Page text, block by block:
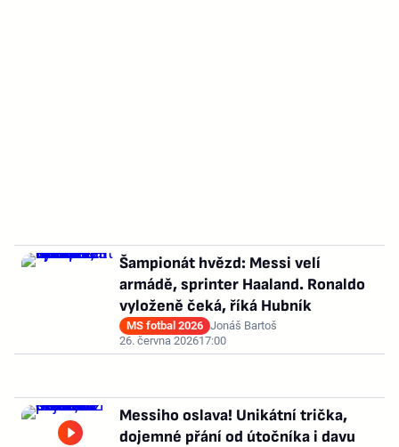
Šampionát hvězd: Messi velí
armádě, sprinter Haaland. Ronaldo
vyloženě čeká, říká Hubník
MS fotbal 2026 Jonáš Bartoš
26. června 202617:00
Messiho oslava! Unikátní trička,
dojemné přání od útočníka i davu